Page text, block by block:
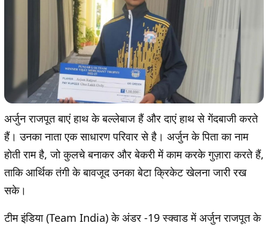
अर्जुन राजपूत बाएं हाथ के बल्लेबाज हैं और दाएं हाथ से गेंदबाजी करते
हैं। उनका नाता एक साधारण परिवार से है। अर्जुन के पिता का नाम
होती राम है, जो कुलचे बनाकर और बेकरी में काम करके गुज़ारा करते हैं,
ताकि आर्थिक तंगी के बावजूद उनका बेटा क्रिकेट खेलना जारी रख
सके।
टीम इंडिया (Team India) के अंडर -19 स्क्वाड में अर्जुन राजपूत के